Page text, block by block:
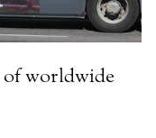
of worldwide